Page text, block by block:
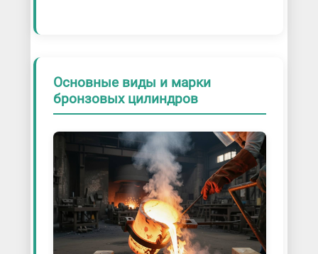
Основные виды и марки
бронзовых цилиндров